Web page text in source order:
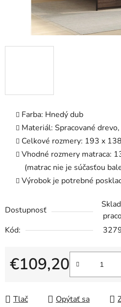
Farba: Hnedý dub
Materiál: Spracované
Celkové rozmery: 193 x
Vhodné rozmery matraca:
(matrac nie je súčasťou
Výrobok je potrebné
Dostupnosť
Kód:
€109,20
Tlač Opýtať sa